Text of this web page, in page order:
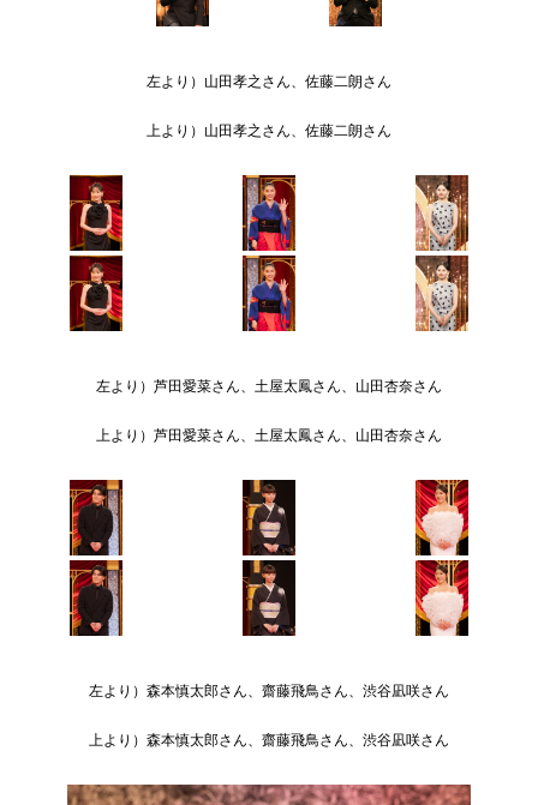
左より）山田孝之さん、佐藤二朗さん
上より）山田孝之さん、佐藤二朗さん
左より）芦田愛菜さん、土屋太鳳さん、山田杏奈さん
上より）芦田愛菜さん、土屋太鳳さん、山田杏奈さん
左より）森本慎太郎さん、齋藤飛鳥さん、渋谷凪咲さん
上より）森本慎太郎さん、齋藤飛鳥さん、渋谷凪咲さん